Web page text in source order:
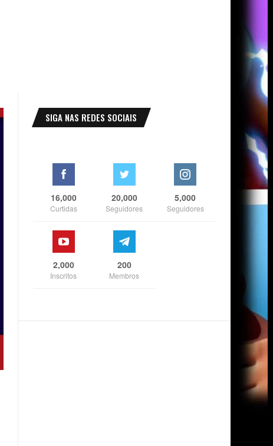
SIGA NAS REDES SOCIAIS
16,000
Curtidas
20,000
Seguidores
5,000
Seguidores
2,000
Inscritos
200
Membros